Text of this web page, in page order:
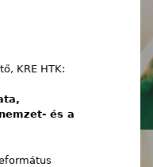
KRE HTK:
és a